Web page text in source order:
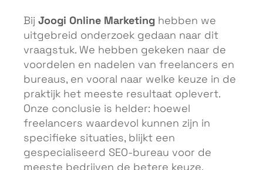
Bij Joogi Online Marketing hebben we
uitgebreid onderzoek gedaan naar dit
vraagstuk. We hebben gekeken naar de
voordelen en nadelen van freelancers en
bureaus, en vooral naar welke keuze in de
praktijk het meeste resultaat oplevert.
Onze conclusie is helder: hoewel
freelancers waardevol kunnen zijn in
specifieke situaties, blijkt een
gespecialiseerd SEO-bureau voor de
meeste bedrijven de betere keuze.